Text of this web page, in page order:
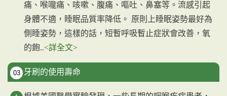
痛、喉嚨痛、咳嗽、腹痛、嘔吐、鼻塞等。流感引起
身體不適，睡眠品質率降低。 原則上睡眠姿勢最好為
側睡姿勢，這樣的話，短暫呼吸暫止症狀會改善，氧
的飽..<詳全文>
03 牙刷的使用壽命